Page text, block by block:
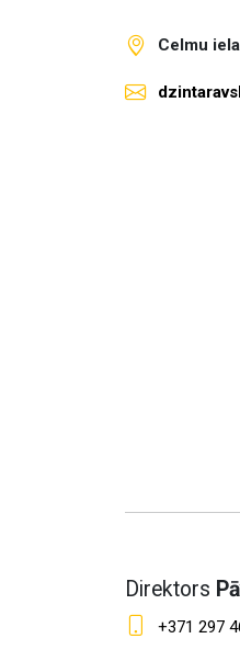
Celmu
Direktors
+371 297